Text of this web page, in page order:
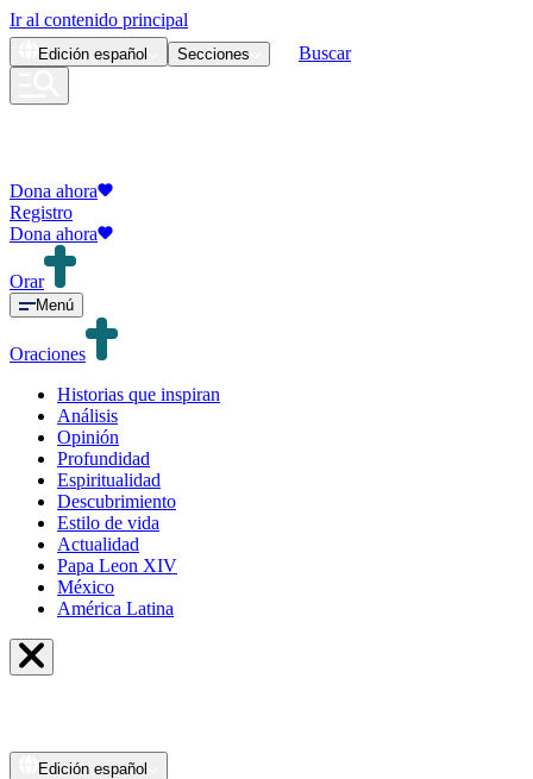
Ir al contenido principal
Edición español Secciones Buscar
Dona ahora
Registro
Dona ahora
Orar
Menú
Oraciones
Historias que inspiran
Análisis
Opinión
Profundidad
Espiritualidad
Descubrimiento
Estilo de vida
Actualidad
Papa Leon XIV
México
América Latina
Edición español